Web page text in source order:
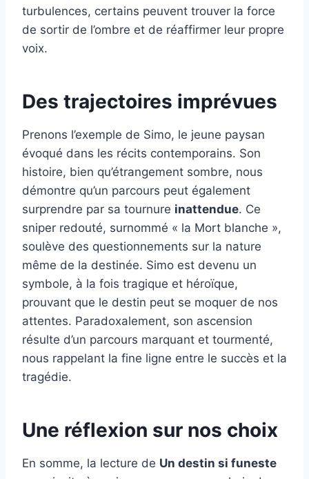
turbulences, certains peuvent trouver la force
de sortir de l’ombre et de réaffirmer leur propre
voix.
Des trajectoires imprévues
Prenons l’exemple de Simo, le jeune paysan
évoqué dans les récits contemporains. Son
histoire, bien qu’étrangement sombre, nous
démontre qu’un parcours peut également
surprendre par sa tournure inattendue. Ce
sniper redouté, surnommé « la Mort blanche »,
soulève des questionnements sur la nature
même de la destinée. Simo est devenu un
symbole, à la fois tragique et héroïque,
prouvant que le destin peut se moquer de nos
attentes. Paradoxalement, son ascension
résulte d’un parcours marquant et tourmenté,
nous rappelant la fine ligne entre le succès et la
tragédie.
Une réflexion sur nos choix
En somme, la lecture de Un destin si funeste